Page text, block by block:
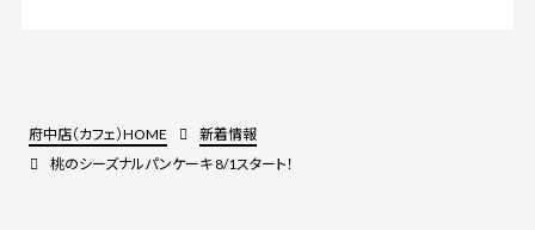
府中店（カフェ）HOME
新着情報
桃のシーズナルパンケーキ 8/1スタート！